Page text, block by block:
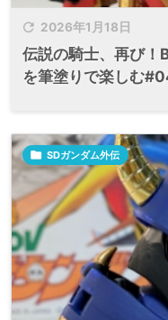
 2026年1月18日
伝説の騎士、再び！
を筆塗りで楽しむ
 SDガンダム外伝